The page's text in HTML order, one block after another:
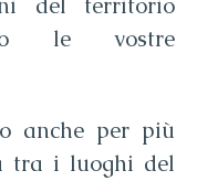
le vostre
anche per più
tra i luoghi del